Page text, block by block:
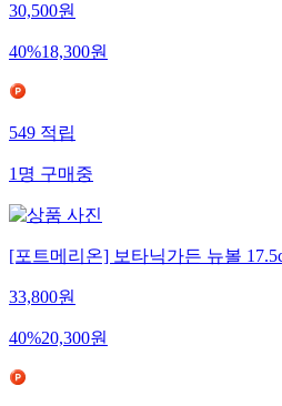
30,500원
40%18,300원
549 적립
1 명 구매중
[포트메리온] 보타닉가든 뉴볼
33,800원
40%20,300원